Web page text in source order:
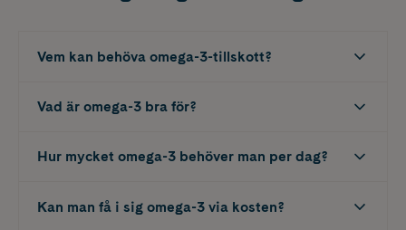
Vem kan behöva omega-3-tillskott?
Vad är omega-3 bra för?
Hur mycket omega-3 behöver man per dag?
Kan man få i sig omega-3 via kosten?